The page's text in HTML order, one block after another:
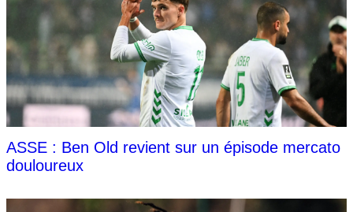
ASSE : Ben Old revient sur un épisode mercato
douloureux